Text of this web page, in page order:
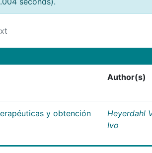
Author(s)
y obtención
Heyerdahl
Ivo